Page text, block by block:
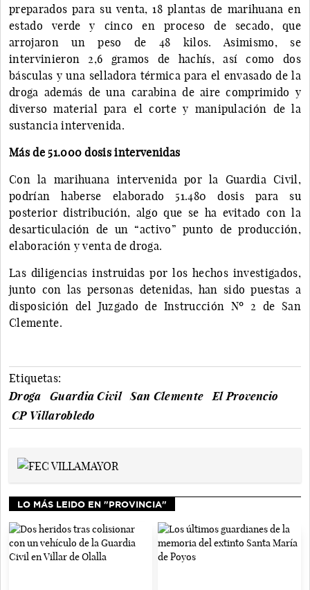
preparados para su venta, 18 plantas de marihuana en
estado verde y cinco en proceso de secado, que
arrojaron un peso de 48 kilos. Asimismo, se
intervinieron 2,6 gramos de hachís, así como dos
básculas y una selladora térmica para el envasado de la
droga además de una carabina de aire comprimido y
diverso material para el corte y manipulación de la
sustancia intervenida.
Más de 51.000 dosis intervenidas
Con la marihuana intervenida por la Guardia Civil,
podrían haberse elaborado 51.480 dosis para su
posterior distribución, algo que se ha evitado con la
desarticulación de un “activo” punto de producción,
elaboración y venta de droga.
Las diligencias instruidas por los hechos investigados,
junto con las personas detenidas, han sido puestas a
disposición del Juzgado de Instrucción Nº 2 de San
Clemente.
Etiquetas:
Droga
Guardia Civil San Clemente
El Provencio
CP Villarobledo
LO MÁS LEIDO EN "PROVINCIA"